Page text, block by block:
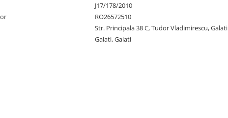
J17/178/2010
RO26572510
Str. Principala 38 C, Tudor Vladimirescu, Galati
Galati, Galati